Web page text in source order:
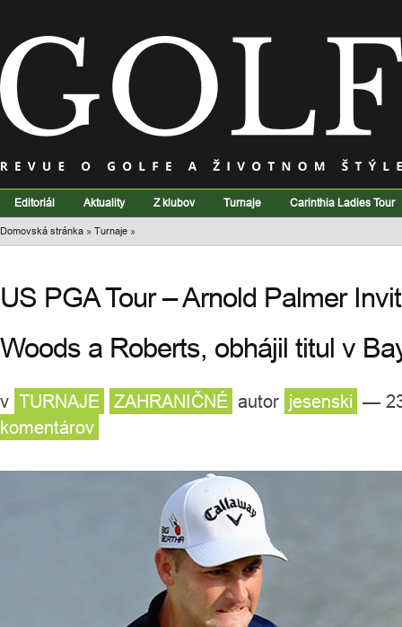
Editoriál Aktuality Z klubov Turnaje Carinthia Ladies Tour
Domovská stránka » Turnaje »
US PGA Tour – Arnold Palmer
Woods a Roberts, obhájil titul v
v TURNAJE ZAHRANIČNÉ autor jesenski —
komentárov